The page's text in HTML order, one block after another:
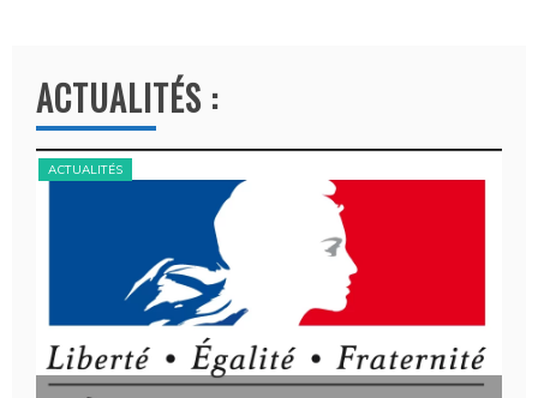
ACTUALITÉS :
ACTUALITÉS